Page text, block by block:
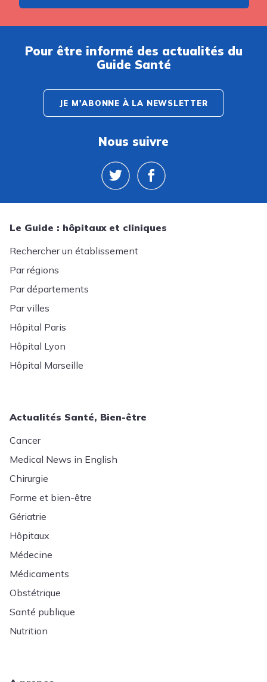
Pour être informé des actualités du
Guide Santé
JE M'ABONNE À LA NEWSLETTER
Nous suivre
Le Guide : hôpitaux et cliniques
Rechercher un établissement
Par régions
Par départements
Par villes
Hôpital Paris
Hôpital Lyon
Hôpital Marseille
Actualités Santé, Bien-être
Cancer
Medical News in English
Chirurgie
Forme et bien-être
Gériatrie
Hôpitaux
Médecine
Médicaments
Obstétrique
Santé publique
Nutrition